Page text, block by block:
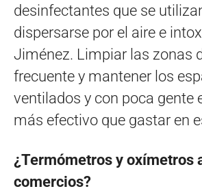
desinfectantes que se
dispersarse por el aire e
Jiménez. Limpiar las zonas
frecuente y mantener los
ventilados y con poca gente
más efectivo que gastar en
¿Termómetros y oxímetros
comercios?